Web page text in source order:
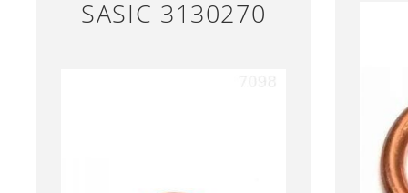
SASIC 3130270